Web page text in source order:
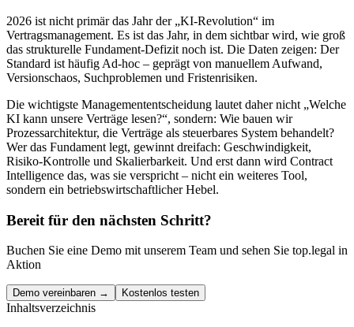
2026 ist nicht primär das Jahr der „KI-Revolution“ im
Vertragsmanagement. Es ist das Jahr, in dem sichtbar wird, wie groß
das strukturelle Fundament-Defizit noch ist. Die Daten zeigen: Der
Standard ist häufig Ad‑hoc – geprägt von manuellem Aufwand,
Versionschaos, Suchproblemen und Fristenrisiken.
Die wichtigste Managemententscheidung lautet daher nicht „Welche
KI kann unsere Verträge lesen?“, sondern: Wie bauen wir
Prozessarchitektur, die Verträge als steuerbares System behandelt?
Wer das Fundament legt, gewinnt dreifach: Geschwindigkeit,
Risiko-Kontrolle und Skalierbarkeit. Und erst dann wird Contract
Intelligence das, was sie verspricht – nicht ein weiteres Tool,
sondern ein betriebswirtschaftlicher Hebel.
Bereit für den nächsten Schritt?
Buchen Sie eine Demo mit unserem Team und sehen Sie top.legal in
Aktion
Demo vereinbaren → Kostenlos testen
Inhaltsverzeichnis